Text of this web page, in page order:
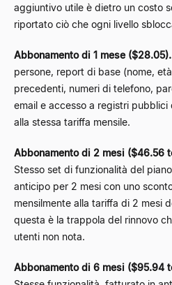
aggiuntivo utile è dietro un costo
riportato ciò che ogni livello
Abbonamento di 1 mese ($28.05).
persone, report di base (nome,
precedenti, numeri di telefono,
email e accesso a registri pubblici
alla stessa tariffa mensile.
Abbonamento di 2 mesi ($46.56
Stesso set di funzionalità del
anticipo per 2 mesi con uno
mensilmente alla tariffa di 2 mesi
questa è la trappola del rinnovo
utenti non nota.
Abbonamento di 6 mesi ($95.94